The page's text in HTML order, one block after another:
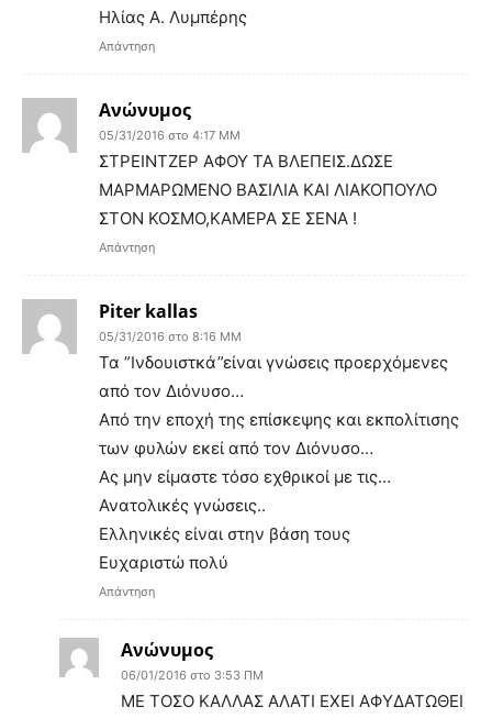
Ηλίας Α. Λυμπέρης
Απάντηση
Ανώνυμος
05/31/2016 στο 4:17 ΜΜ
ΣΤΡΕΙΝΤΖΕΡ ΑΦΟΥ ΤΑ ΒΛΕΠΕΙΣ.ΔΩΣΕ
ΜΑΡΜΑΡΩΜΕΝΟ ΒΑΣΙΛΙΑ ΚΑΙ ΛΙΑΚΟΠΟΥΛΟ
ΣΤΟΝ ΚΟΣΜΟ,ΚΑΜΕΡΑ ΣΕ ΣΕΝΑ !
Απάντηση
Piter kallas
05/31/2016 στο 8:16 ΜΜ
Τα ”Ινδουιστκά”είναι γνώσεις προερχόμενες
από τον Διόνυσο…
Από την εποχή της επίσκεψης και εκπολίτισης
των φυλών εκεί από τον Διόνυσο…
Ας μην είμαστε τόσο εχθρικοί με τις…
Ανατολικές γνώσεις..
Ελληνικές είναι στην βάση τους
Ευχαριστώ πολύ
Απάντηση
Ανώνυμος
06/01/2016 στο 3:53 ΠΜ
ΜΕ ΤΟΣΟ ΚΑΛΛΑΣ ΑΛΑΤΙ ΕΧΕΙ ΑΦΥΔΑΤΩΘΕΙ